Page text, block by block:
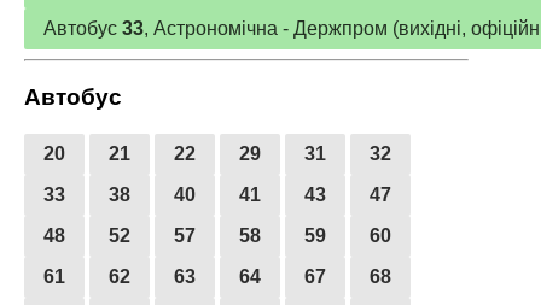
Автобус 33, Астрономічна - Держпром (вихідні,
Автобус
20 21 22 29 31
32
33
38 40 41 43
47
48
52 57 58 59
60
61
62 63 64 67
68